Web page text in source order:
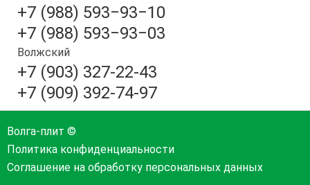
+7 (988) 593‒93‒10
+7 (988) 593‒93‒03
Волжский
+7 (903) 327-22-43
+7 (909) 392-74-97
Волга-плит ©
Политика конфиденциальности
Соглашение на обработку персональных данных